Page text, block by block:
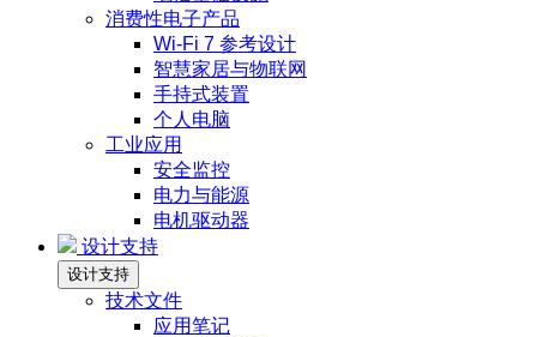
消费性电子产品
Wi-Fi 7 参考设计
智慧家居与物联网
手持式装置
个人电脑
工业应用
安全监控
电力与能源
电机驱动器
设计支持
设计支持
技术文件
应用笔记